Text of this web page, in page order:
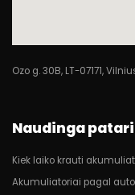
Ozo g. 30B, LT-07171,
Naudinga
Kiek laiko krauti
Akumuliatoriai pagal